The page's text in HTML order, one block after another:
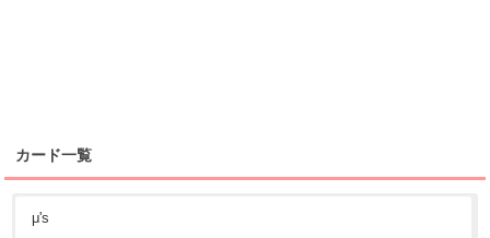
カード一覧
μ's